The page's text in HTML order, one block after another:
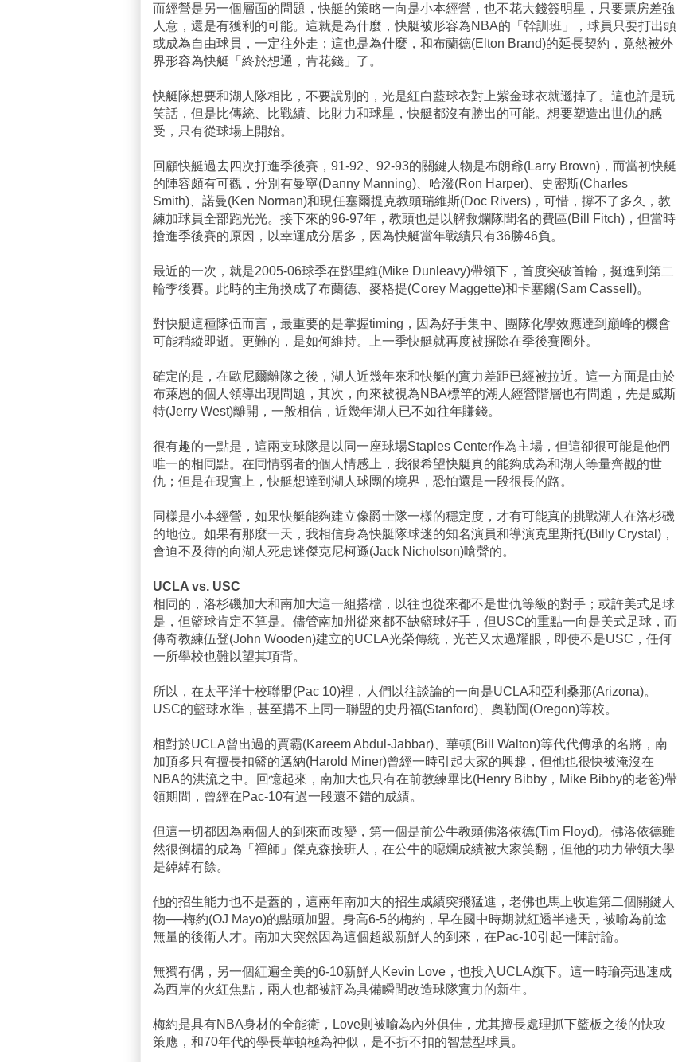
而經營是另一個層面的問題，快艇的策略一向是小本經營，也不花大錢簽明星，只要票房差強
人意，還是有獲利的可能。這就是為什麼，快艇被形容為NBA的「幹訓班」，球員只要打出頭
或成為自由球員，一定往外走；這也是為什麼，和布蘭德(Elton Brand)的延長契約，竟然被外
界形容為快艇「終於想通，肯花錢」了。
快艇隊想要和湖人隊相比，不要說別的，光是紅白藍球衣對上紫金球衣就遜掉了。這也許是玩
笑話，但是比傳統、比戰績、比財力和球星，快艇都沒有勝出的可能。想要塑造出世仇的感
受，只有從球場上開始。
回顧快艇過去四次打進季後賽，91-92、92-93的關鍵人物是布朗爺(Larry Brown)，而當初快艇
的陣容頗有可觀，分別有曼寧(Danny Manning)、哈潑(Ron Harper)、史密斯(Charles
Smith)、諾曼(Ken Norman)和現任塞爾提克教頭瑞維斯(Doc Rivers)，可惜，撐不了多久，教
練加球員全部跑光光。接下來的96-97年，教頭也是以解救爛隊聞名的費區(Bill Fitch)，但當時
搶進季後賽的原因，以幸運成分居多，因為快艇當年戰績只有36勝46負。
最近的一次，就是2005-06球季在鄧里維(Mike Dunleavy)帶領下，首度突破首輪，挺進到第二
輪季後賽。此時的主角換成了布蘭德、麥格提(Corey Maggette)和卡塞爾(Sam Cassell)。
對快艇這種隊伍而言，最重要的是掌握timing，因為好手集中、團隊化學效應達到巔峰的機會
可能稍縱即逝。更難的，是如何維持。上一季快艇就再度被摒除在季後賽圈外。
確定的是，在歐尼爾離隊之後，湖人近幾年來和快艇的實力差距已經被拉近。這一方面是由於
布萊恩的個人領導出現問題，其次，向來被視為NBA標竿的湖人經營階層也有問題，先是威斯
特(Jerry West)離開，一般相信，近幾年湖人已不如往年賺錢。
很有趣的一點是，這兩支球隊是以同一座球場Staples Center作為主場，但這卻很可能是他們
唯一的相同點。在同情弱者的個人情感上，我很希望快艇真的能夠成為和湖人等量齊觀的世
仇；但是在現實上，快艇想達到湖人球團的境界，恐怕還是一段很長的路。
同樣是小本經營，如果快艇能夠建立像爵士隊一樣的穩定度，才有可能真的挑戰湖人在洛杉磯
的地位。如果有那麼一天，我相信身為快艇隊球迷的知名演員和導演克里斯托(Billy Crystal)，
會迫不及待的向湖人死忠迷傑克尼柯遜(Jack Nicholson)嗆聲的。
UCLA vs. USC
相同的，洛杉磯加大和南加大這一組搭檔，以往也從來都不是世仇等級的對手；或許美式足球
是，但籃球肯定不算是。儘管南加州從來都不缺籃球好手，但USC的重點一向是美式足球，而
傳奇教練伍登(John Wooden)建立的UCLA光榮傳統，光芒又太過耀眼，即使不是USC，任何
一所學校也難以望其項背。
所以，在太平洋十校聯盟(Pac 10)裡，人們以往談論的一向是UCLA和亞利桑那(Arizona)。
USC的籃球水準，甚至搆不上同一聯盟的史丹福(Stanford)、奧勒岡(Oregon)等校。
相對於UCLA曾出過的賈霸(Kareem Abdul-Jabbar)、華頓(Bill Walton)等代代傳承的名將，南
加頂多只有擅長扣籃的邁納(Harold Miner)曾經一時引起大家的興趣，但他也很快被淹沒在
NBA的洪流之中。回憶起來，南加大也只有在前教練畢比(Henry Bibby，Mike Bibby的老爸)帶
領期間，曾經在Pac-10有過一段還不錯的成績。
但這一切都因為兩個人的到來而改變，第一個是前公牛教頭佛洛依德(Tim Floyd)。佛洛依德雖
然很倒楣的成為「禪師」傑克森接班人，在公牛的噁爛成績被大家笑翻，但他的功力帶領大學
是綽綽有餘。
他的招生能力也不是蓋的，這兩年南加大的招生成績突飛猛進，老佛也馬上收進第二個關鍵人
物──梅約(OJ Mayo)的點頭加盟。身高6-5的梅約，早在國中時期就紅透半邊天，被喻為前途
無量的後衛人才。南加大突然因為這個超級新鮮人的到來，在Pac-10引起一陣討論。
無獨有偶，另一個紅遍全美的6-10新鮮人Kevin Love，也投入UCLA旗下。這一時瑜亮迅速成
為西岸的火紅焦點，兩人也都被評為具備瞬間改造球隊實力的新生。
梅約是具有NBA身材的全能衛，Love則被喻為內外俱佳，尤其擅長處理抓下籃板之後的快攻
策應，和70年代的學長華頓極為神似，是不折不扣的智慧型球員。